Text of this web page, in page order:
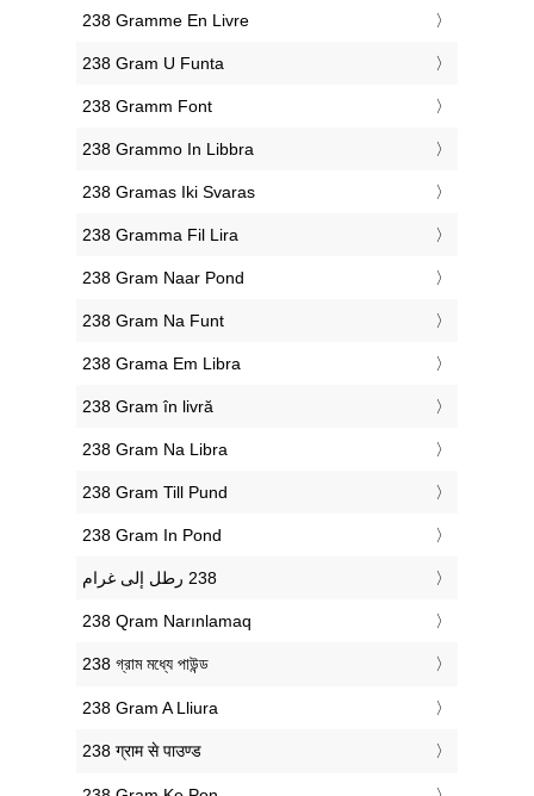
‎238 Gramme En Livre
‎238 Gram U Funta
‎238 Gramm Font
‎238 Grammo In Libbra
‎238 Gramas Iki Svaras
‎238 Gramma Fil Lira
‎238 Gram Naar Pond
‎238 Gram Na Funt
‎238 Grama Em Libra
‎238 Gram în livră
‎238 Gram Na Libra
‎238 Gram Till Pund
‎238 Gram In Pond
‎238 Qram Narınlamaq
‎238 গ্রাম মধ্যে পাউন্ড
‎238 Gram A Lliura
‎238 ग्राम से पाउण्ड